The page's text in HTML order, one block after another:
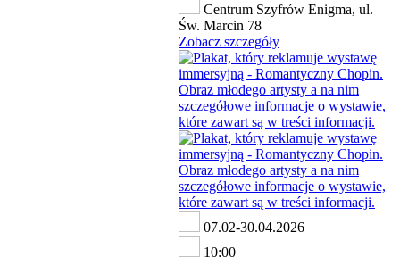
Centrum Szyfrów Enigma, ul.
Św. Marcin 78
Zobacz szczegóły
07.02-30.04.2026
10:00